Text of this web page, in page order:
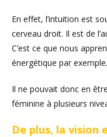
En effet, l’intuition est
cerveau droit. Il est de
C’est ce que nous
énergétique par exemple.
Il ne pouvait donc en
féminine à plusieurs
De plus, la vision